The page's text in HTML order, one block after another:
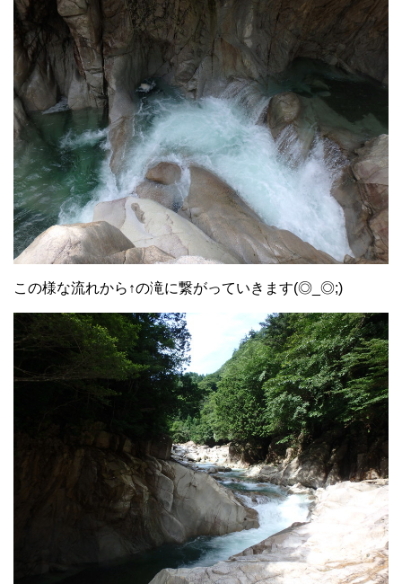
この様な流れから↑の滝に繋がっていきます(◎_◎;)